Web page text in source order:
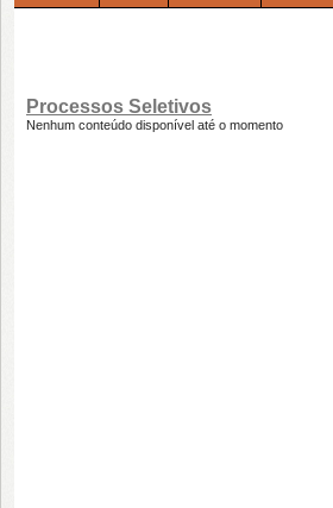
Processos Seletivos
Nenhum conteúdo disponível até o momento